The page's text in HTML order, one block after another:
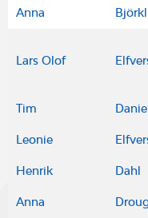
Anna
Lars Olof
Tim
Leonie
Henrik Dahl
Anna